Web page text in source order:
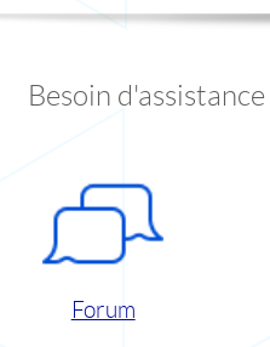
Besoin
Forum